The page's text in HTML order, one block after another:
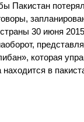
Пакистан
страны 30 июня
которая
в